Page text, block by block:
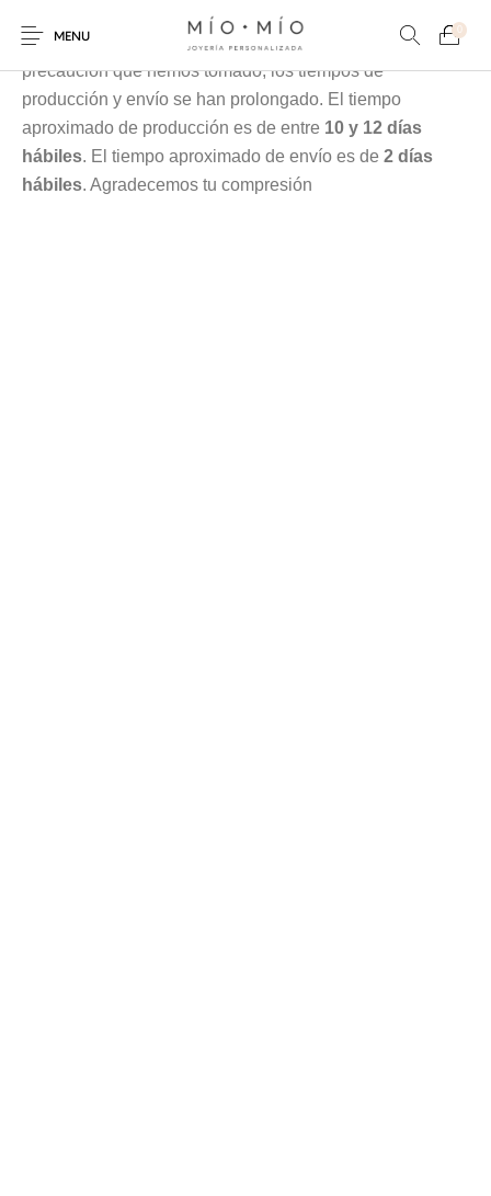
MENU
0
Cada pieza es elaborada en nuestra taller especialmente
para tí, debido a la contingencia y a las medidas de
precaución que hemos tomado, los tiempos de
producción y envío se han prolongado. El tiempo
aproximado de producción es de entre 10 y 12 días
hábiles. El tiempo aproximado de envío es de2 días
hábiles. Agradecemos tu compresión